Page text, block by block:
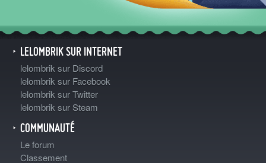
LELOMBRIK SUR INTERNET
lelombrik sur Discord
lelombrik sur Facebook
lelombrik sur Twitter
lelombrik sur Steam
COMMUNAUTÉ
Le forum
Classement